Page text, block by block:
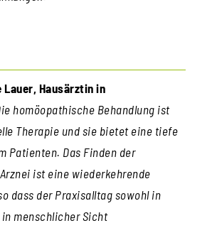
Lauer, Hausärztin in
homöopathische Behandlung ist
Therapie und sie bietet eine tiefe
Patienten. Das Finden der
ist eine wiederkehrende
dass der Praxisalltag sowohl in
menschlicher Sicht